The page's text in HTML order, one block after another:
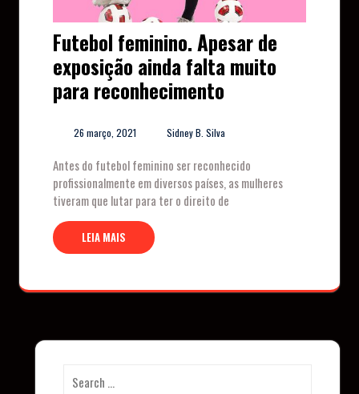
Futebol feminino. Apesar de
exposição ainda falta muito
para reconhecimento
26 março, 2021 Sidney B. Silva
Antes do futebol feminino ser reconhecido
profissionalmente em diversos países, as mulheres
tiveram que lutar para ter o direito de
LEIA MAIS